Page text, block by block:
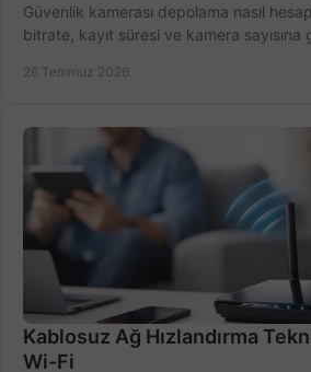
Güvenlik kamerası depolama nasıl
bitrate, kayıt süresi ve kamera
26 Temmuz 2026
Kablosuz Ağ Hızlandırma
Wi-Fi